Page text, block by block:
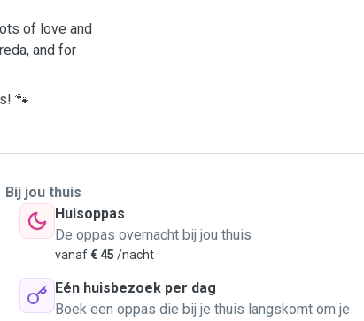
of love and
and for
🐾
Bij jou thuis
Huisoppas
De oppas overnacht bij jou thuis
vanaf€ 45 /nacht
Eén huisbezoek per dag
Boek een oppas die bij je thuis langskomt om je